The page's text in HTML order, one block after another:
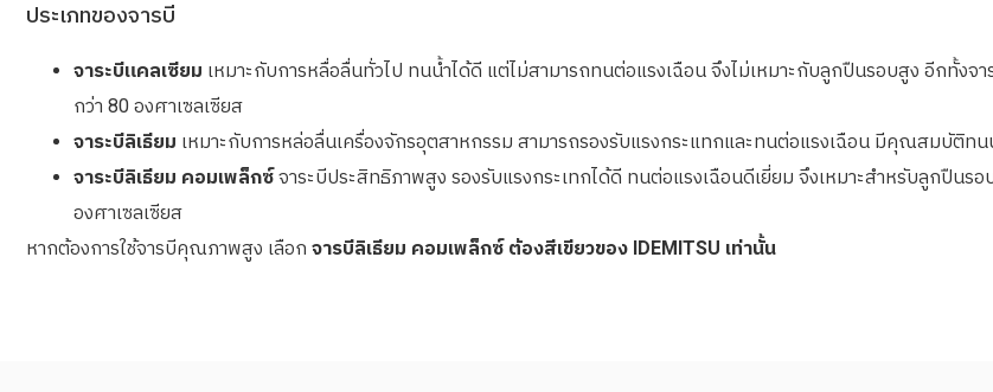
ประเภทของจารบี
จาระบีแคลเซียม เหมาะกับการหลื่อลื่นทั่วไป ทนน้ำได้ดี แต่ไม่สามารถทนต่อแรงเฉือน จึงไม่เหมาะกับลูกปืนรอบสูง อีกทั้ง
กว่า 80 องศาเซลเซียส
จาระบีลิเธียม เหมาะกับการหล่อลื่นเครื่องจักรอุตสาหกรรม สามารถรองรับแรงกระแทกและทนต่อแรงเฉือน มีคุณสมบัติทน
จาระบีลิเธียม คอมเพล็กซ์จาระบีประสิทธิภาพสูง รองรับแรงกระเทกได้ดี ทนต่อแรงเฉือนดีเยี่ยม จึงเหมาะสำหรับลูกปืน
องศาเซลเซียส
หากต้องการใช้จารบีคุณภาพสูง เลือก จารบีลิเธียม คอมเพล็กซ์ ต้องสีเขียวของ IDEMITSU เท่านั้น